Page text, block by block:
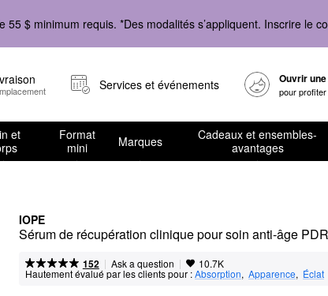
55 $ minimum requis. *Des modalités s’appliquent. Inscrire le
Services et événements Ouvrir
pour profiter
et
Format
mini
Marques
Cadeaux et ensembles-
avantages
IOPE
Sérum de récupération clinique pour soin anti-âge
152 | Ask a question | 10.7K
Hautement évalué par les clients pour :Absorption, Apparence, Éclat